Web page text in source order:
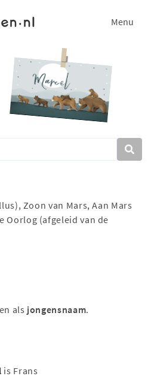
Menu
Zoon van Mars, Aan Mars
Oorlog (afgeleid van de
als jongensnaam.
is Frans